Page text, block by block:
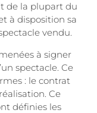
de la plupart du
à disposition sa
vendu.
à signer
spectacle. Ce
: le contrat
Ce
définies les